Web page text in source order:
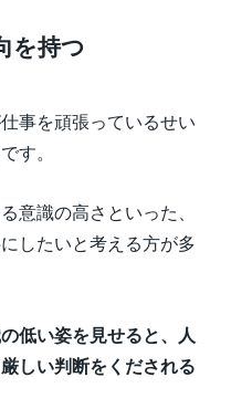
を持つ
事を頑張っているせい
す。
意識の高さといった、
したいと考える方が多
低い姿を見せると、人
しい判断をくだされる